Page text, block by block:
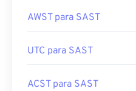
AWST para SAST
UTC para SAST
ACST para SAST